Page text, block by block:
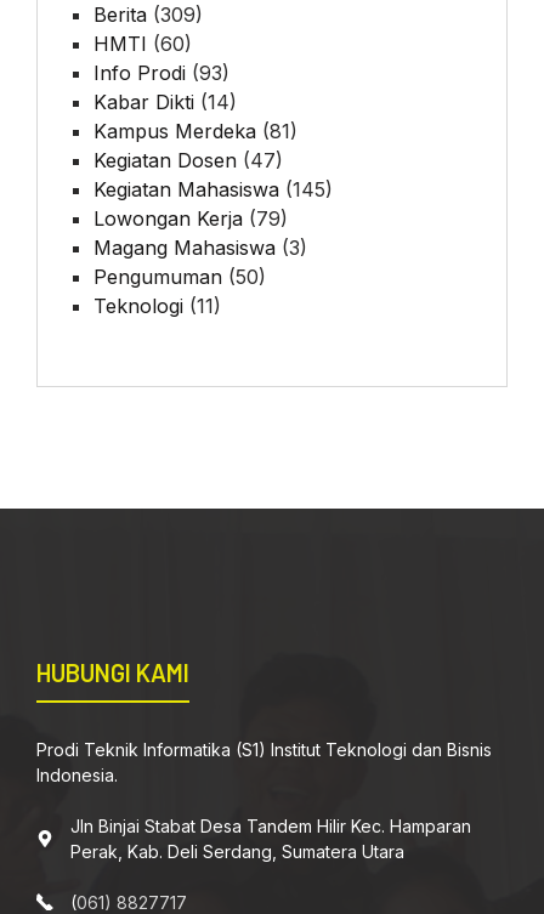
Berita (309)
HMTI (60)
Info Prodi (93)
Kabar Dikti (14)
Kampus Merdeka (81)
Kegiatan Dosen (47)
Kegiatan Mahasiswa (145)
Lowongan Kerja (79)
Magang Mahasiswa (3)
Pengumuman (50)
Teknologi (11)
HUBUNGI KAMI
Prodi Teknik Informatika (S1) Institut Teknologi dan Bisnis
Indonesia.
Jln Binjai Stabat Desa Tandem Hilir Kec. Hamparan
Perak, Kab. Deli Serdang, Sumatera Utara
(061) 8827717